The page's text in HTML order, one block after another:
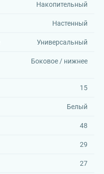
Накопительный
Настенный
Универсальный
Боковое / нижнее
15
Белый
48
29
27